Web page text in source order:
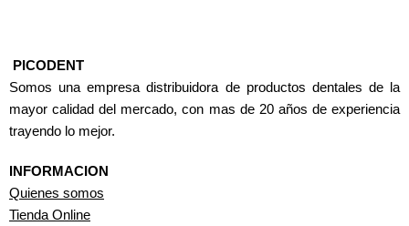
PICODENT
Somos una empresa distribuidora de productos dentales de la
mayor calidad del mercado, con mas de 20 años de experiencia
trayendo lo mejor.
INFORMACION
Quienes somos
Tienda Online